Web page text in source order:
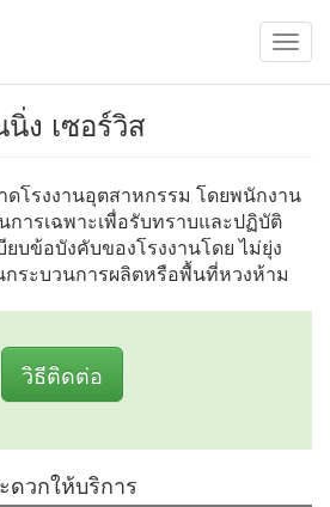
ง เซอร์วิส
โรงงานอุตสาหกรรม โดยพนักงาน
การเฉพาะเพื่อรับทราบและปฏิบัติ
ยบข้อบังคับของโรงงานโดย ไม่ยุ่ง
กระบวนการผลิตหรือพื้นที่หวงห้าม
วิธีติดต่อ
วกให้บริการ